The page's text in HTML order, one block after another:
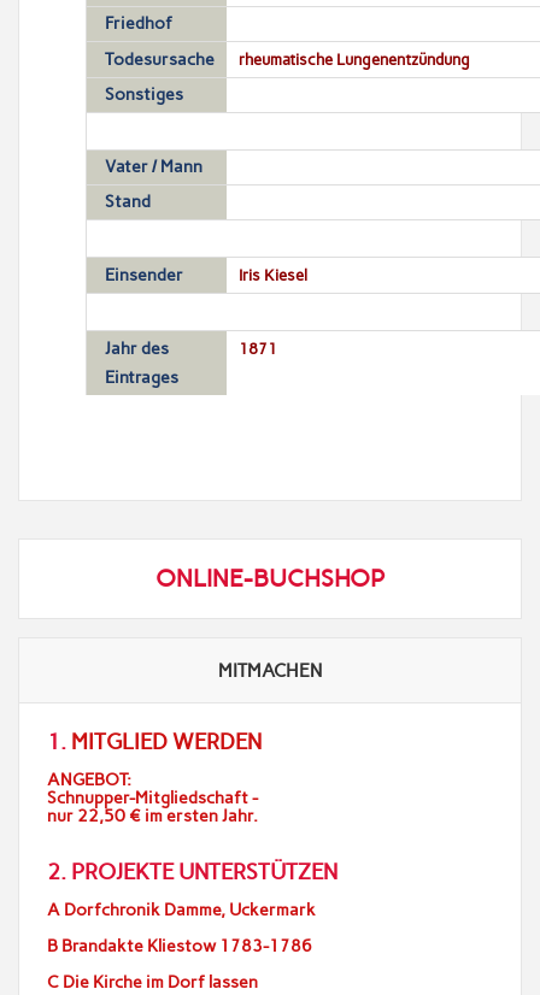
Friedhof
Todesursache
rheumatische Lungenentzündung
Sonstiges
Vater / Mann
Stand
Einsender Iris Kiesel
Jahr des
Eintrages
1871
ONLINE-BUCHSHOP
MITMACHEN
1. MITGLIED WERDEN
ANGEBOT:
Schnupper-Mitgliedschaft -
nur 22,50 € im ersten Jahr.
2. PROJEKTE UNTERSTÜTZEN
A Dorfchronik Damme, Uckermark
B Brandakte Kliestow 1783-1786
C Die Kirche im Dorf lassen